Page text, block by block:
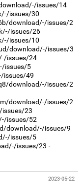
issues/14
issues/30
download/-/issues/2
issues/26
issues/10
download/-/issues/3
issues/24
issues/5
issues/49
download/-/issues/2
download/-/issues/2
23
issues/52
download/-/issues/9
issues/5
issues/23
2023-05-22